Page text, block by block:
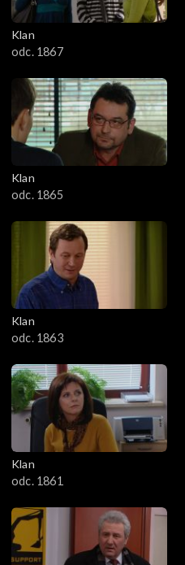
Klan
odc. 1867
Klan
odc. 1865
Klan
odc. 1863
Klan
odc. 1861